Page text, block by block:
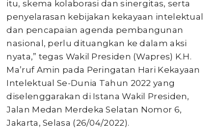
itu, skema kolaborasi dan sinergitas, serta
penyelarasan kebijakan kekayaan intelektual
dan pencapaian agenda pembangunan
nasional, perlu dituangkan ke dalam aksi
nyata,” tegas Wakil Presiden (Wapres) K.H.
Ma’ruf Amin pada Peringatan Hari Kekayaan
Intelektual Se-Dunia Tahun 2022 yang
diselenggarakan di Istana Wakil Presiden,
Jalan Medan Merdeka Selatan Nomor 6,
Jakarta, Selasa (26/04/2022).